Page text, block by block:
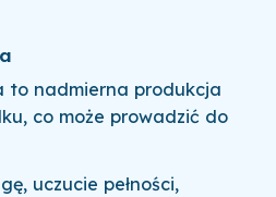
to nadmierna produkcja
co może prowadzić do
uczucie pełności,